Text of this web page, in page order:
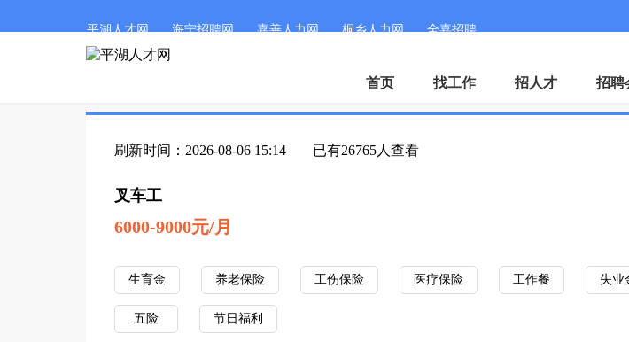
平湖人才网 海宁招聘网 嘉善人力网 桐乡人力网 全嘉招聘
首页 找工作 招人才 招聘
刷新时间：2026-08-06 15:14 已有26765人查看
叉车工
6000-9000元/月
生育金 养老保险 工伤保险 医疗保险 工作餐 失业
五险 节日福利